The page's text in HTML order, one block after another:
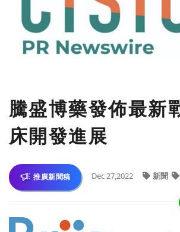
騰盛博藥發佈最新
床開發進展
推廣新聞稿 Dec 27,2022 新聞